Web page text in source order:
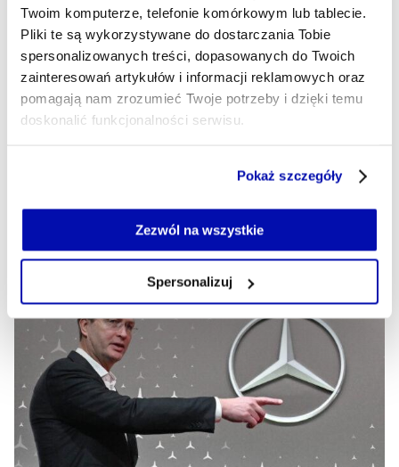
Twoim komputerze, telefonie komórkowym lub tablecie.
Pliki te są wykorzystywane do dostarczania Tobie
spersonalizowanych treści, dopasowanych do Twoich
zainteresowań artykułów i informacji reklamowych oraz
pomagają nam zrozumieć Twoje potrzeby i dzięki temu
doskonalić funkcjonalności serwisu.
Jeżeli nie wyrażasz zgody na zapisywanie plików cookie,
możesz łatwo zarządzać swoimi uprawnieniami, np. we
własnej przeglądarce internetowej lub po wybraniu opcji
naszej
Polityce Prywatności
Pokaż szczegóły
Zezwól na wszystkie
Spersonalizuj
Mercedes wprowadza aplikację
Microsoft Teams do swoich
samochodów
Mercedes poinformował, że w nowej odsłonie swojego
Wśród nich będzie także program Microsoft Teams.
ANDRZEJ MĘŻYŃSKI
- AUTOR ARTYKUŁU - PROFIL